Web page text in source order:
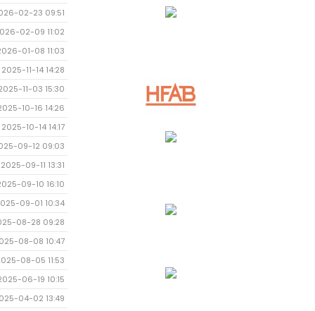
02-23 09:51
02-09 11:02
01-08 11:03
2025-11-14 14:28
11-03 15:30
10-16 14:26
2025-10-14 14:17
09-12 09:03
2025-09-11 13:31
09-10 16:10
09-01 10:34
08-28 09:28
08-08 10:47
08-05 11:53
06-19 10:15
04-02 13:49